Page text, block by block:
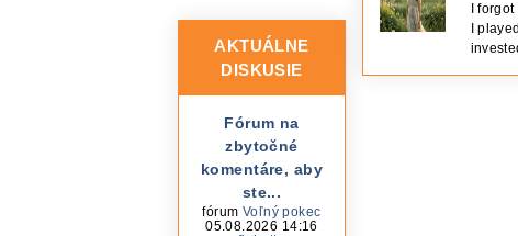
AKTUÁLNE
DISKUSIE
Fórum na
zbytočné
komentáre, aby
ste...
fórum Voľný pokec
05.08.2026 14:16
I
I